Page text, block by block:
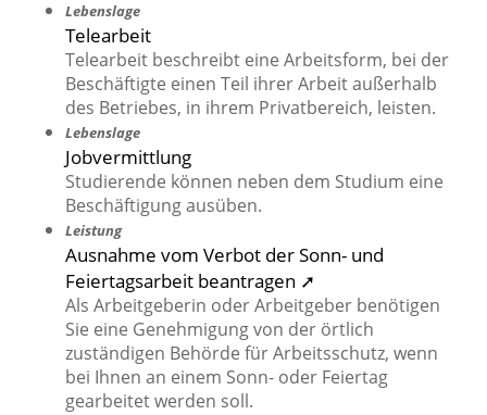
Lebenslage
Telearbeit
Telearbeit beschreibt eine Arbeitsform, bei der
Beschäftigte einen Teil ihrer Arbeit außerhalb
des Betriebes, in ihrem Privatbereich, leisten.
Lebenslage
Jobvermittlung
Studierende können neben dem Studium eine
Beschäftigung ausüben.
Leistung
Ausnahme vom Verbot der Sonn- und
Feiertagsarbeit beantragen ➚
Als Arbeitgeberin oder Arbeitgeber benötigen
Sie eine Genehmigung von der örtlich
zuständigen Behörde für Arbeitsschutz, wenn
bei Ihnen an einem Sonn- oder Feiertag
gearbeitet werden soll.